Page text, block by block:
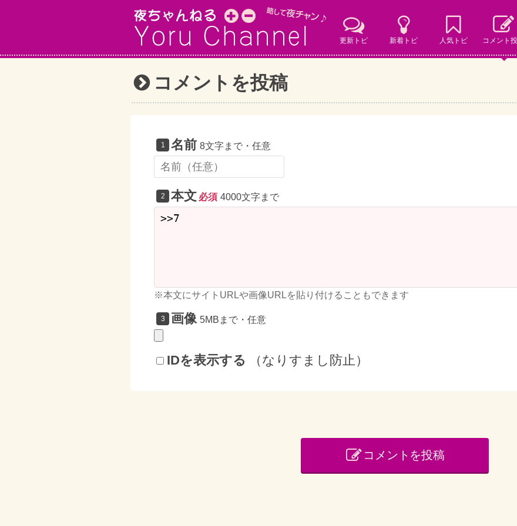
コメントを投稿
名前 8文字まで・任意
本文 必須 4000文字まで
※本文にサイトURLや画像URLを貼り付けることもできます
画像 5MBまで・任意
IDを表示する （なりすまし防止）
コメントを投稿
更新トピ 新着トピ 人気トピ コメント